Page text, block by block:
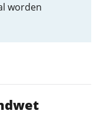
worden